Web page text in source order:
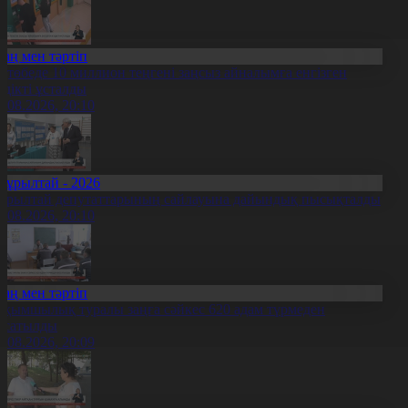
мен тәртіп
10 миллион теңгені заңсыз айналымға енгізген
ұсталды
20:10
- 2026
депутаттарының сайлауына дайындық пысықталды
20:10
мен тәртіп
туралы заңға сәйкес 620 адам түрмеден
20:09